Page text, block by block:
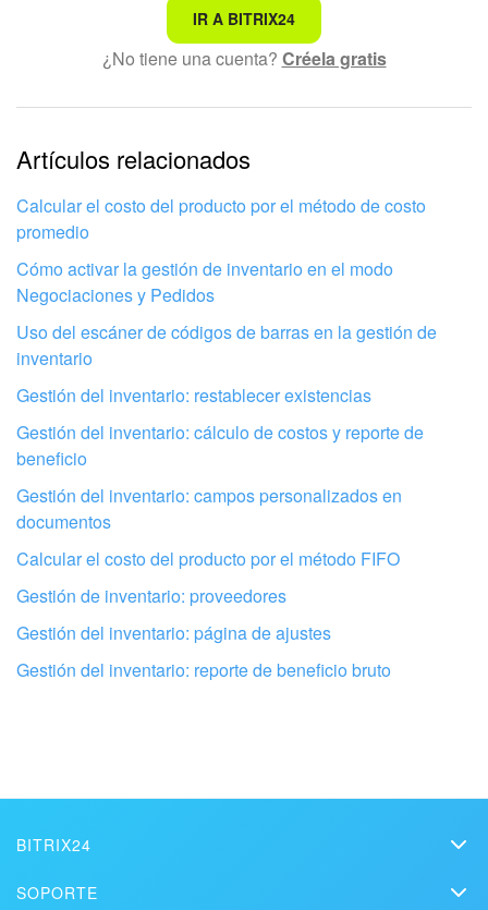
Actualización de los artículos (archivo)
INICIAR SESIÓN
No es lo que estoy buscando
Texto complicado e incomprensible
La información está desactualizada
La explicación es demasiado corta. Necesito más
información
No me gusta cómo funciona esta herramienta
Configura tu Bitrix24 con profesionales
locales
ENCONTRAR UN SOCIO DE BITRIX24 CERCA DE MI
IR A BITRIX24
¿No tiene una cuenta? Créela gratis
Artículos relacionados
Calcular el costo del producto por el método de costo
promedio
Cómo activar la gestión de inventario en el modo
Negociaciones y Pedidos
Uso del escáner de códigos de barras en la gestión de
inventario
Gestión del inventario: restablecer existencias
Gestión del inventario: cálculo de costos y reporte de
beneficio
Gestión del inventario: campos personalizados en
documentos
Calcular el costo del producto por el método FIFO
Gestión de inventario: proveedores
Gestión del inventario: página de ajustes
Gestión del inventario: reporte de beneficio bruto
BITRIX24
SOPORTE